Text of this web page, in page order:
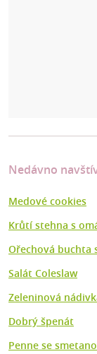
Nedávno
Medové cookies
Krůtí stehna s
Ořechová buchta
Salát Coleslaw
Zeleninová
Dobrý špenát
Penne se